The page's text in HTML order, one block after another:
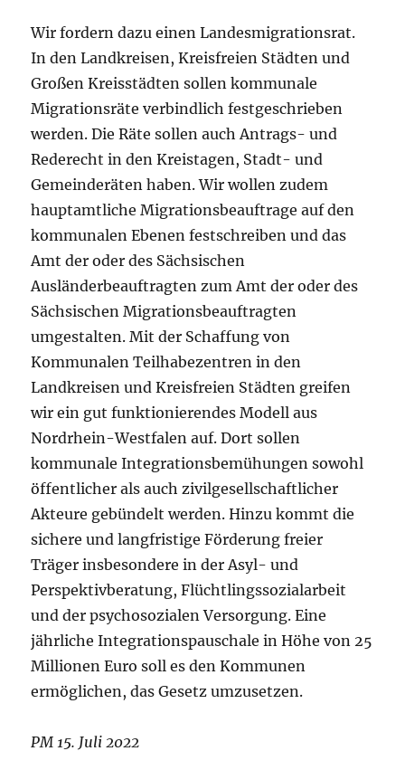
Wir fordern dazu einen Landesmigrationsrat.
In den Landkreisen, Kreisfreien Städten und
Großen Kreisstädten sollen kommunale
Migrationsräte verbindlich festgeschrieben
werden. Die Räte sollen auch Antrags- und
Rederecht in den Kreistagen, Stadt- und
Gemeinderäten haben. Wir wollen zudem
hauptamtliche Migrationsbeauftrage auf den
kommunalen Ebenen festschreiben und das
Amt der oder des Sächsischen
Ausländerbeauftragten zum Amt der oder des
Sächsischen Migrationsbeauftragten
umgestalten. Mit der Schaffung von
Kommunalen Teilhabezentren in den
Landkreisen und Kreisfreien Städten greifen
wir ein gut funktionierendes Modell aus
Nordrhein-Westfalen auf. Dort sollen
kommunale Integrationsbemühungen sowohl
öffentlicher als auch zivilgesellschaftlicher
Akteure gebündelt werden. Hinzu kommt die
sichere und langfristige Förderung freier
Träger insbesondere in der Asyl- und
Perspektivberatung, Flüchtlingssozialarbeit
und der psychosozialen Versorgung. Eine
jährliche Integrationspauschale in Höhe von 25
Millionen Euro soll es den Kommunen
ermöglichen, das Gesetz umzusetzen.
PM 15. Juli 2022